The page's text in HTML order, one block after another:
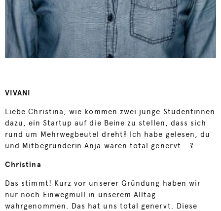
VIVANI
Liebe Christina, wie kommen zwei junge Studentinnen
dazu, ein Startup auf die Beine zu stellen, dass sich
rund um Mehrwegbeutel dreht? Ich habe gelesen, du
und Mitbegründerin Anja waren total genervt...?
Christina
Das stimmt! Kurz vor unserer Gründung haben wir
nur noch Einwegmüll in unserem Alltag
wahrgenommen. Das hat uns total genervt. Diese